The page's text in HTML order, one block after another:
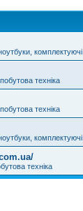
комплектуючі
техніка
техніка
комплектуючі
техніка